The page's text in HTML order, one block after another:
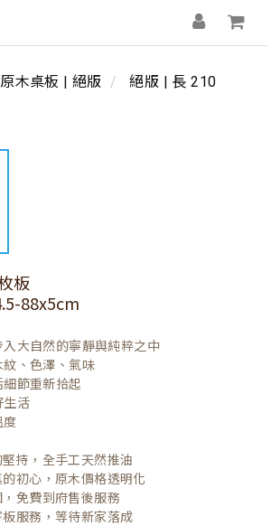
原木桌板 | 絕版 絕版 | 長 210
板
88x5cm
大自然的寧靜與純粹之中
、色澤、氣味
節重新拾起
生活
度
持，全手工天然推油
初心，原木價格透明化
免費到府售後服務
服務，等待新家落成